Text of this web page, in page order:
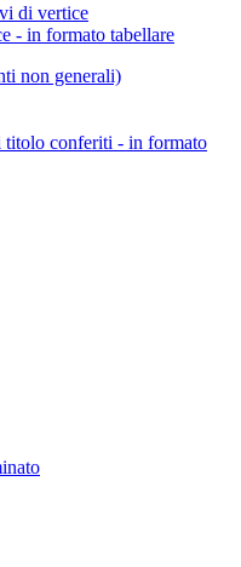
di vertice
- in formato tabellare
non generali)
titolo conferiti - in formato